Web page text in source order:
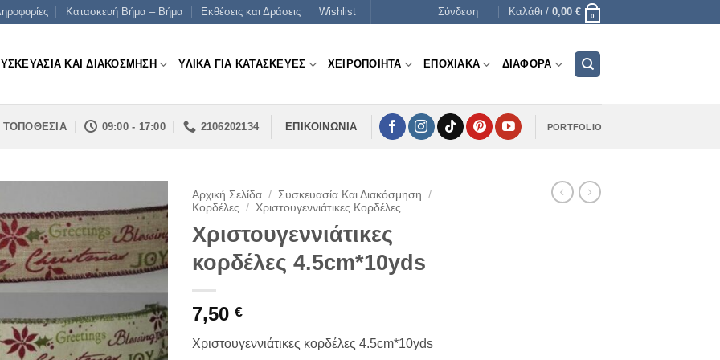
Κατασκευή Βήμα – Βήμα Εκθέσεις και Δράσεις Wishlist Σύνδεση Καλάθι / 0,00 € 0
ΚΑΙ ΔΙΑΚΟΣΜΗΣΗ ΥΛΙΚΑ ΓΙΑ ΚΑΤΑΣΚΕΥΕΣ ΧΕΙΡΟΠΟΙΗΤΑ ΕΠΟΧΙΑΚΑ ΔΙΑΦΟΡΑ
ΤΟΠΟΘΕΣΙΑ 09:00 - 17:00 2106202134 ΕΠΙΚΟΙΝΩΝΙΑ PORTFOLIO
Αρχική Σελίδα / Συσκευασία Και Διακόσμηση
/
Κορδέλες
/ Χριστουγεννιάτικες Κορδέλες
Χριστουγεννιάτικες
κορδέλες 4.5cm*10yds
7,50 €
Χριστουγεννιάτικες κορδέλες 4.5cm*10yds